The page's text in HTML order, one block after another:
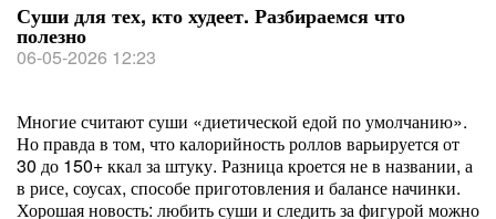
Суши для тех, кто худеет. Разбираемся что
полезно
06-05-2026 12:23
Многие считают суши «диетической едой по умолчанию».
Но правда в том, что калорийность роллов варьируется от
30 до 150+ ккал за штуку. Разница кроется не в названии, а
в рисе, соусах, способе приготовления и балансе начинки.
Хорошая новость: любить суши и следить за фигурой можно